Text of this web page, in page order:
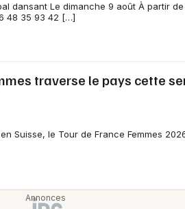
dansant Le dimanche 9 août À partir de
48 35 93 42 […]
traverse le pays cette
Suisse, le Tour de France Femmes